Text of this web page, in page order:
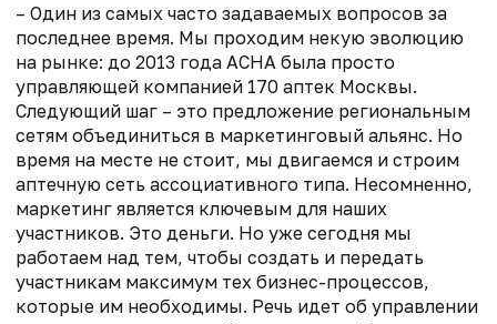
– Один из самых часто задаваемых вопросов за
последнее время. Мы проходим некую эволюцию
на рынке: до 2013 года АСНА была просто
управляющей компанией 170 аптек Москвы.
Следующий шаг – это предложение региональным
сетям объединиться в маркетинговый альянс. Но
время на месте не стоит, мы двигаемся и строим
аптечную сеть ассоциативного типа. Несомненно,
маркетинг является ключевым для наших
участников. Это деньги. Но уже сегодня мы
работаем над тем, чтобы создать и передать
участникам максимум тех бизнес-процессов,
которые им необходимы. Речь идет об управлении